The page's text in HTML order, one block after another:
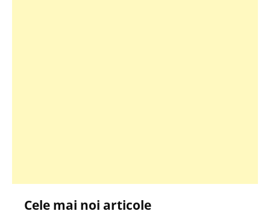
Cele mai noi articole